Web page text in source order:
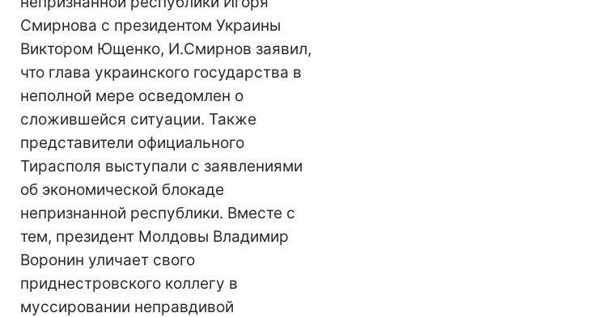
Смирнова с президентом Украины
Виктором Ющенко, И.Смирнов заявил,
что глава украинского государства в
неполной мере осведомлен о
сложившейся ситуации. Также
представители официального
Тирасполя выступали с заявлениями
об экономической блокаде
непризнанной республики. Вместе с
тем, президент Молдовы Владимир
Воронин уличает свого
приднестровского коллегу в
муссировании неправдивой